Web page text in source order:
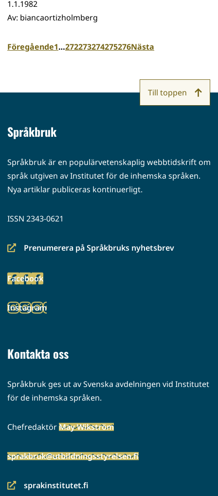
1.1.1982
Av: biancaortizholmberg
Föregående1…272273274275276Nästa
Språkbruk
Språkbruk är en populärvetenskaplig webbtidskrift om
språk utgiven av Institutet för de inhemska språken.
Nya artiklar publiceras kontinuerligt.
ISSN 2343-0621
Prenumerera på Språkbruks nyhetsbrev
(siirryt
palveluun)
Facebook
(siirryt
palveluun)
Instagram
(siirryt
Kontakta oss
Språkbruk ges ut av Svenska avdelningen vid Institutet
för de inhemska språken.
ChefredaktörMay Wikström
sprakbruk@utbildningsstyrelsen.fi
sprakinstitutet.fi
(siirryt
Till toppen